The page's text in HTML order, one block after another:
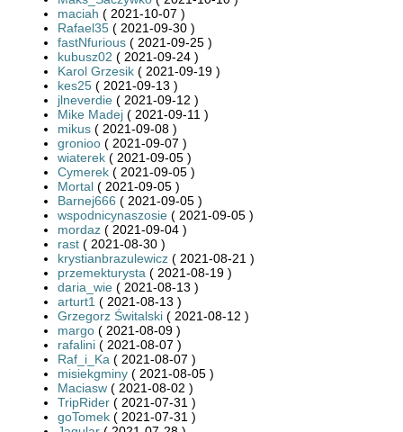
maciah ( 2021-10-07 )
Rafael35 ( 2021-09-30 )
fastNfurious ( 2021-09-25 )
kubusz02 ( 2021-09-24 )
Karol Grzesik ( 2021-09-19 )
kes25 ( 2021-09-13 )
jlneverdie ( 2021-09-12 )
Mike Madej ( 2021-09-11 )
mikus ( 2021-09-08 )
gronioo ( 2021-09-07 )
wiaterek ( 2021-09-05 )
Cymerek ( 2021-09-05 )
Mortal ( 2021-09-05 )
Barnej666 ( 2021-09-05 )
wspodnicynaszosie ( 2021-09-05 )
mordaz ( 2021-09-04 )
rast ( 2021-08-30 )
krystianbrazulewicz ( 2021-08-21 )
przemekturysta ( 2021-08-19 )
daria_wie ( 2021-08-13 )
arturt1 ( 2021-08-13 )
Grzegorz Świtalski ( 2021-08-12 )
margo ( 2021-08-09 )
rafalini ( 2021-08-07 )
Raf_i_Ka ( 2021-08-07 )
misiekgminy ( 2021-08-05 )
Maciasw ( 2021-08-02 )
TripRider ( 2021-07-31 )
goTomek ( 2021-07-31 )